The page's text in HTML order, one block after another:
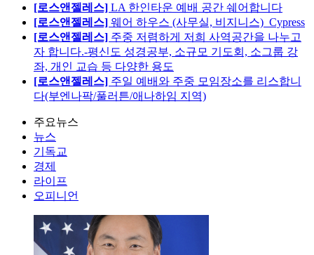
[로스앤젤레스] LA 한인타운 예배 공간 쉐어합니다
[로스앤젤레스] 웨어 하우스 (사무실, 비지니스)_Cypress
[로스앤젤레스] 주중 저렴하게 저희 사역공간을 나누고
자 합니다.-평신도 성경공부, 소규모 기도회, 소그룹 강
좌, 개인 교습 등 다양한 용도
[로스앤젤레스] 주일 예배와 주중 모임장소를 리스합니
다(부엔나팍/풀러튼/애나하임 지역)
주요뉴스
뉴스
기독교
경제
라이프
오피니언